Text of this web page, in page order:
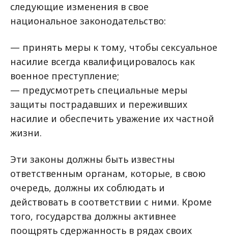
следующие изменения в свое
национальное законодательство:
— принять меры к тому, чтобы сексуальное
насилие всегда квалифицировалось как
военное преступление;
— предусмотреть специальные меры
защиты пострадавших и переживших
насилие и обеспечить уважение их частной
жизни.
Эти законы должны быть известны
ответственным органам, которые, в свою
очередь, должны их соблюдать и
действовать в соответствии с ними. Кроме
того, государства должны активнее
поощрять сдержанность в рядах своих